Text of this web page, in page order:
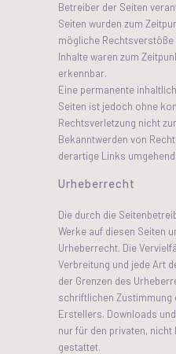
Betreiber der Seiten
Seiten wurden zum
mögliche
Inhalte waren zum
erkennbar.
Eine permanente
Seiten ist jedoch ohne
Rechtsverletzung nicht
Bekanntwerden von
derartige Links
Urheberrecht
Die durch die
Werke auf diesen Seiten
Urheberrecht. Die
Verbreitung und jede Art
der Grenzen des
schriftlichen Zustimmung
Erstellers. Downloads
nur für den privaten,
gestattet.